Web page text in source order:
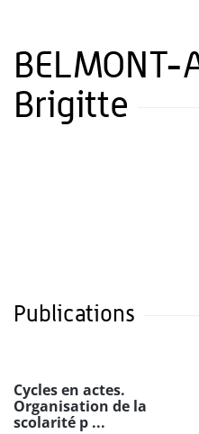
BELMONT-
Brigitte
Publications
Cycles en actes.
Organisation de la
scolarité p ...